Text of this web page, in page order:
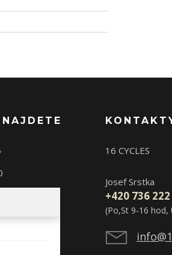
16 CYCLES
Josef Srstka
+420 736
(Po,St 9-16 hod,